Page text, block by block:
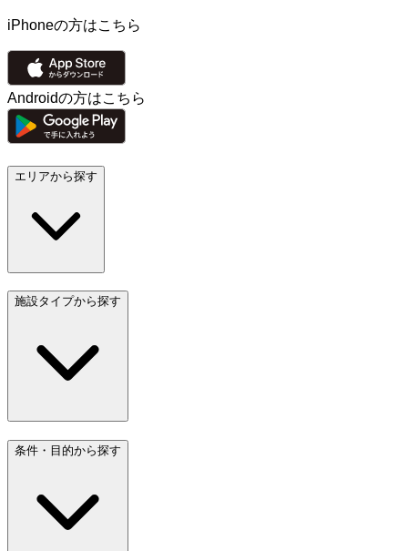
iPhoneの方はこちら
Androidの方はこちら
エリアから探す
施設タイプから探す
条件・目的から探す